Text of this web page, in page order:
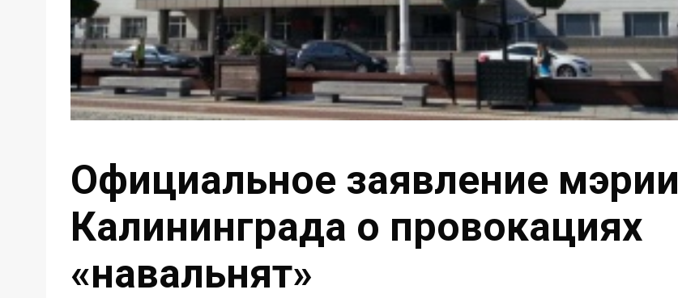
Официальное заявление мэрии
Калининграда о провокациях
«навальнят»